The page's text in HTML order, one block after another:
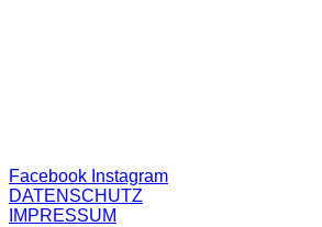
Facebook Instagram
DATENSCHUTZ
IMPRESSUM